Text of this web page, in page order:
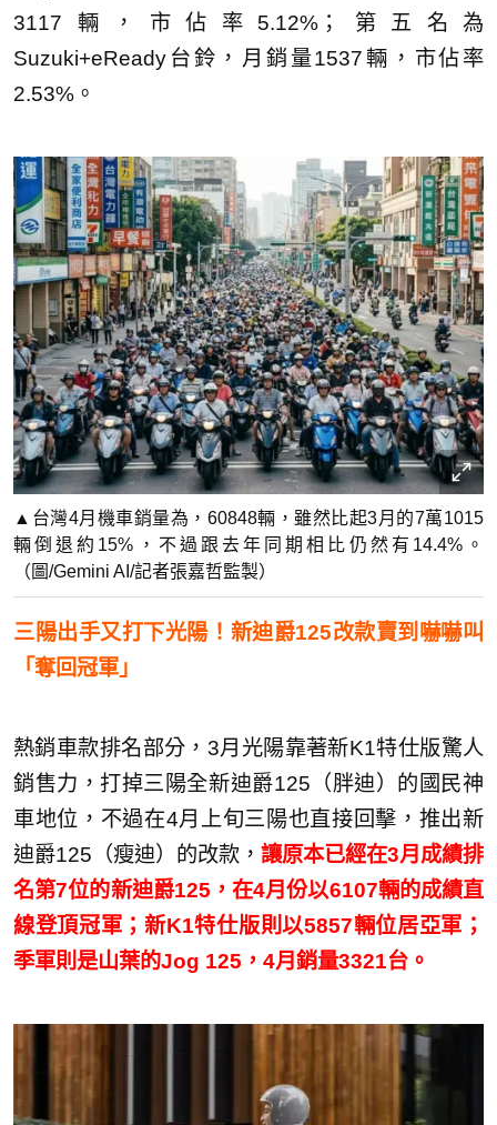
3117輛，市佔率5.12%；第五名為
Suzuki+eReady台鈴，月銷量1537輛，市佔率
2.53%。
▲台灣4月機車銷量為，60848輛，雖然比起3月的7萬1015
輛倒退約15%，不過跟去年同期相比仍然有14.4%。
（圖/Gemini AI/記者張嘉哲監製）
三陽出手又打下光陽！新迪爵125改款賣到嚇嚇叫
「奪回冠軍」
熱銷車款排名部分，3月光陽靠著新K1特仕版驚人
銷售力，打掉三陽全新迪爵125（胖迪）的國民神
車地位，不過在4月上旬三陽也直接回擊，推出新
迪爵125（瘦迪）的改款， 讓原本已經在3月成績排
名第7位的新迪爵125，在4月份以6107輛的成績直
線登頂冠軍；新K1特仕版則以5857輛位居亞軍；
季軍則是山葉的Jog 125，4月銷量3321台。